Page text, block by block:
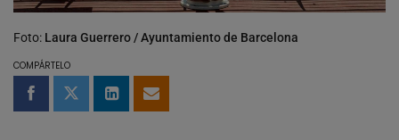
Foto: Laura Guerrero / Ayuntamiento de Barcelona
COMPÁRTELO
Compartir en Facebook
Compartir en Twitter
Compartir en LinkedIn
Compartir por email